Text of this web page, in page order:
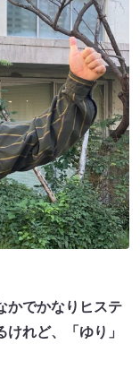
でかなりヒステ
れど、「ゆり」